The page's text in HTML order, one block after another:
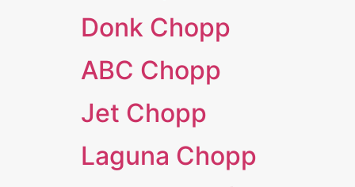
Donk Chopp
ABC Chopp
Jet Chopp
Laguna Chopp